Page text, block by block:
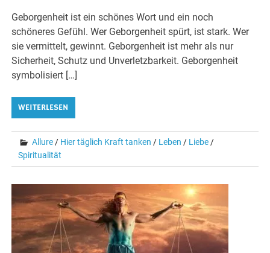
Geborgenheit ist ein schönes Wort und ein noch
schöneres Gefühl. Wer Geborgenheit spürt, ist stark. Wer
sie vermittelt, gewinnt. Geborgenheit ist mehr als nur
Sicherheit, Schutz und Unverletzbarkeit. Geborgenheit
symbolisiert […]
WEITERLESEN
Allure/ Hier täglich Kraft tanken / Leben / Liebe/
Spiritualität